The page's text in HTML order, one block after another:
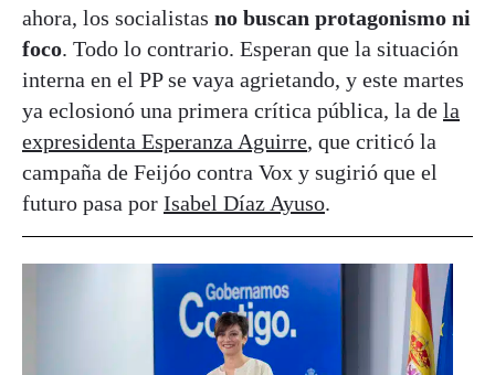
ahora, los socialistas no buscan protagonismo ni
foco. Todo lo contrario. Esperan que la situación
interna en el PP se vaya agrietando, y este martes
ya eclosionó una primera crítica pública, la de la
expresidenta Esperanza Aguirre, que criticó la
campaña de Feijóo contra Vox y sugirió que el
futuro pasa por Isabel Díaz Ayuso.